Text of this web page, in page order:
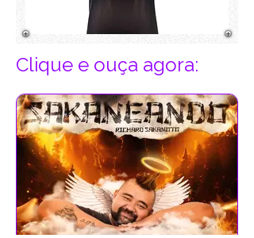
Clique e ouça agora: